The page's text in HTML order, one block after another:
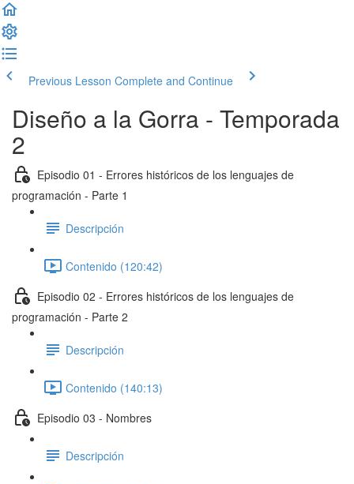
Previous Lesson Complete and Continue
Diseño a la Gorra - Temporada
2
Episodio 01 - Errores históricos de los lenguajes de
programación - Parte 1
Descripción
Contenido (120:42)
Episodio 02 - Errores históricos de los lenguajes de
programación - Parte 2
Descripción
Contenido (140:13)
Episodio 03 - Nombres
Descripción